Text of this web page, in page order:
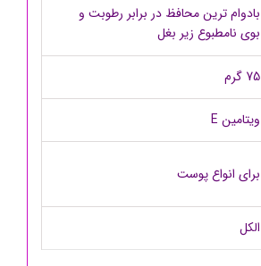
بادوام ترین محافظ در برابر رطوبت و
بوی نامطبوع زیر بغل
75 گرم
ویتامین E
برای انواع پوست
الکل